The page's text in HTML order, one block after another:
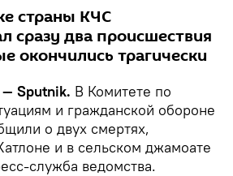
страны КЧС
сразу два происшествия
окончились трагически
Sputnik. В Комитете по
и гражданской обороне
о двух смертях,
и в сельском джамоате
служба ведомства.